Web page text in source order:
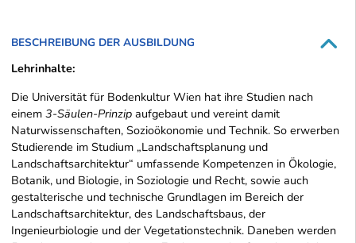
BESCHREIBUNG DER AUSBILDUNG
Lehrinhalte:
Die Universität für Bodenkultur Wien hat ihre Studien nach
einem 3-Säulen-Prinzip aufgebaut und vereint damit
Naturwissenschaften, Sozioökonomie und Technik. So erwerben
Studierende im Studium „Landschaftsplanung und
Landschaftsarchitektur“ umfassende Kompetenzen in Ökologie,
Botanik, und Biologie, in Soziologie und Recht, sowie auch
gestalterische und technische Grundlagen im Bereich der
Landschaftsarchitektur, des Landschaftsbaus, der
Ingenieurbiologie und der Vegetationstechnik. Daneben werden